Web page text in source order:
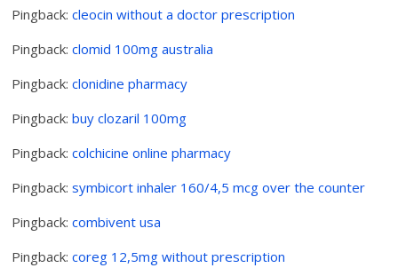
Pingback:cleocin without a doctor prescription
Pingback:clomid 100mg australia
Pingback:clonidine pharmacy
Pingback:buy clozaril 100mg
Pingback:colchicine online pharmacy
Pingback:symbicort inhaler 160/4,5 mcg over the counter
Pingback:combivent usa
Pingback:coreg 12,5mg without prescription